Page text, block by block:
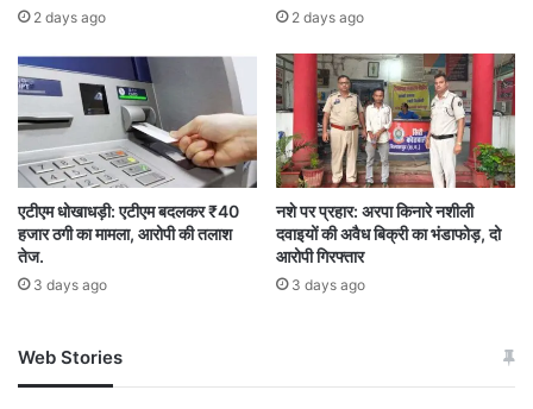
Contempt notice Dignity of court
high court Justice Rakesh Mohan Pandey
Professional conduct
Samson Samuel Masih अवमानना नोटिस
कोर्ट की गरिमा जस्टिस राकेश मोहन पांडेय
वकील पर अवमानना
2 days ago 2 days ago
एटीएम धोखाधड़ी: एटीएम बदलकर ₹40
हजार ठगी का मामला, आरोपी की तलाश
तेज.
3 days ago
नशे पर प्रहार: अरपा किनारे नशीली
दवाइयों की अवैध बिक्री का भंडाफोड़, दो
आरोपी गिरफ्तार
3 days ago
Web Stories
जम्मू-कश्मीर में बारिश से
अपडेट
खाई में धक्का… आरोपियों ने